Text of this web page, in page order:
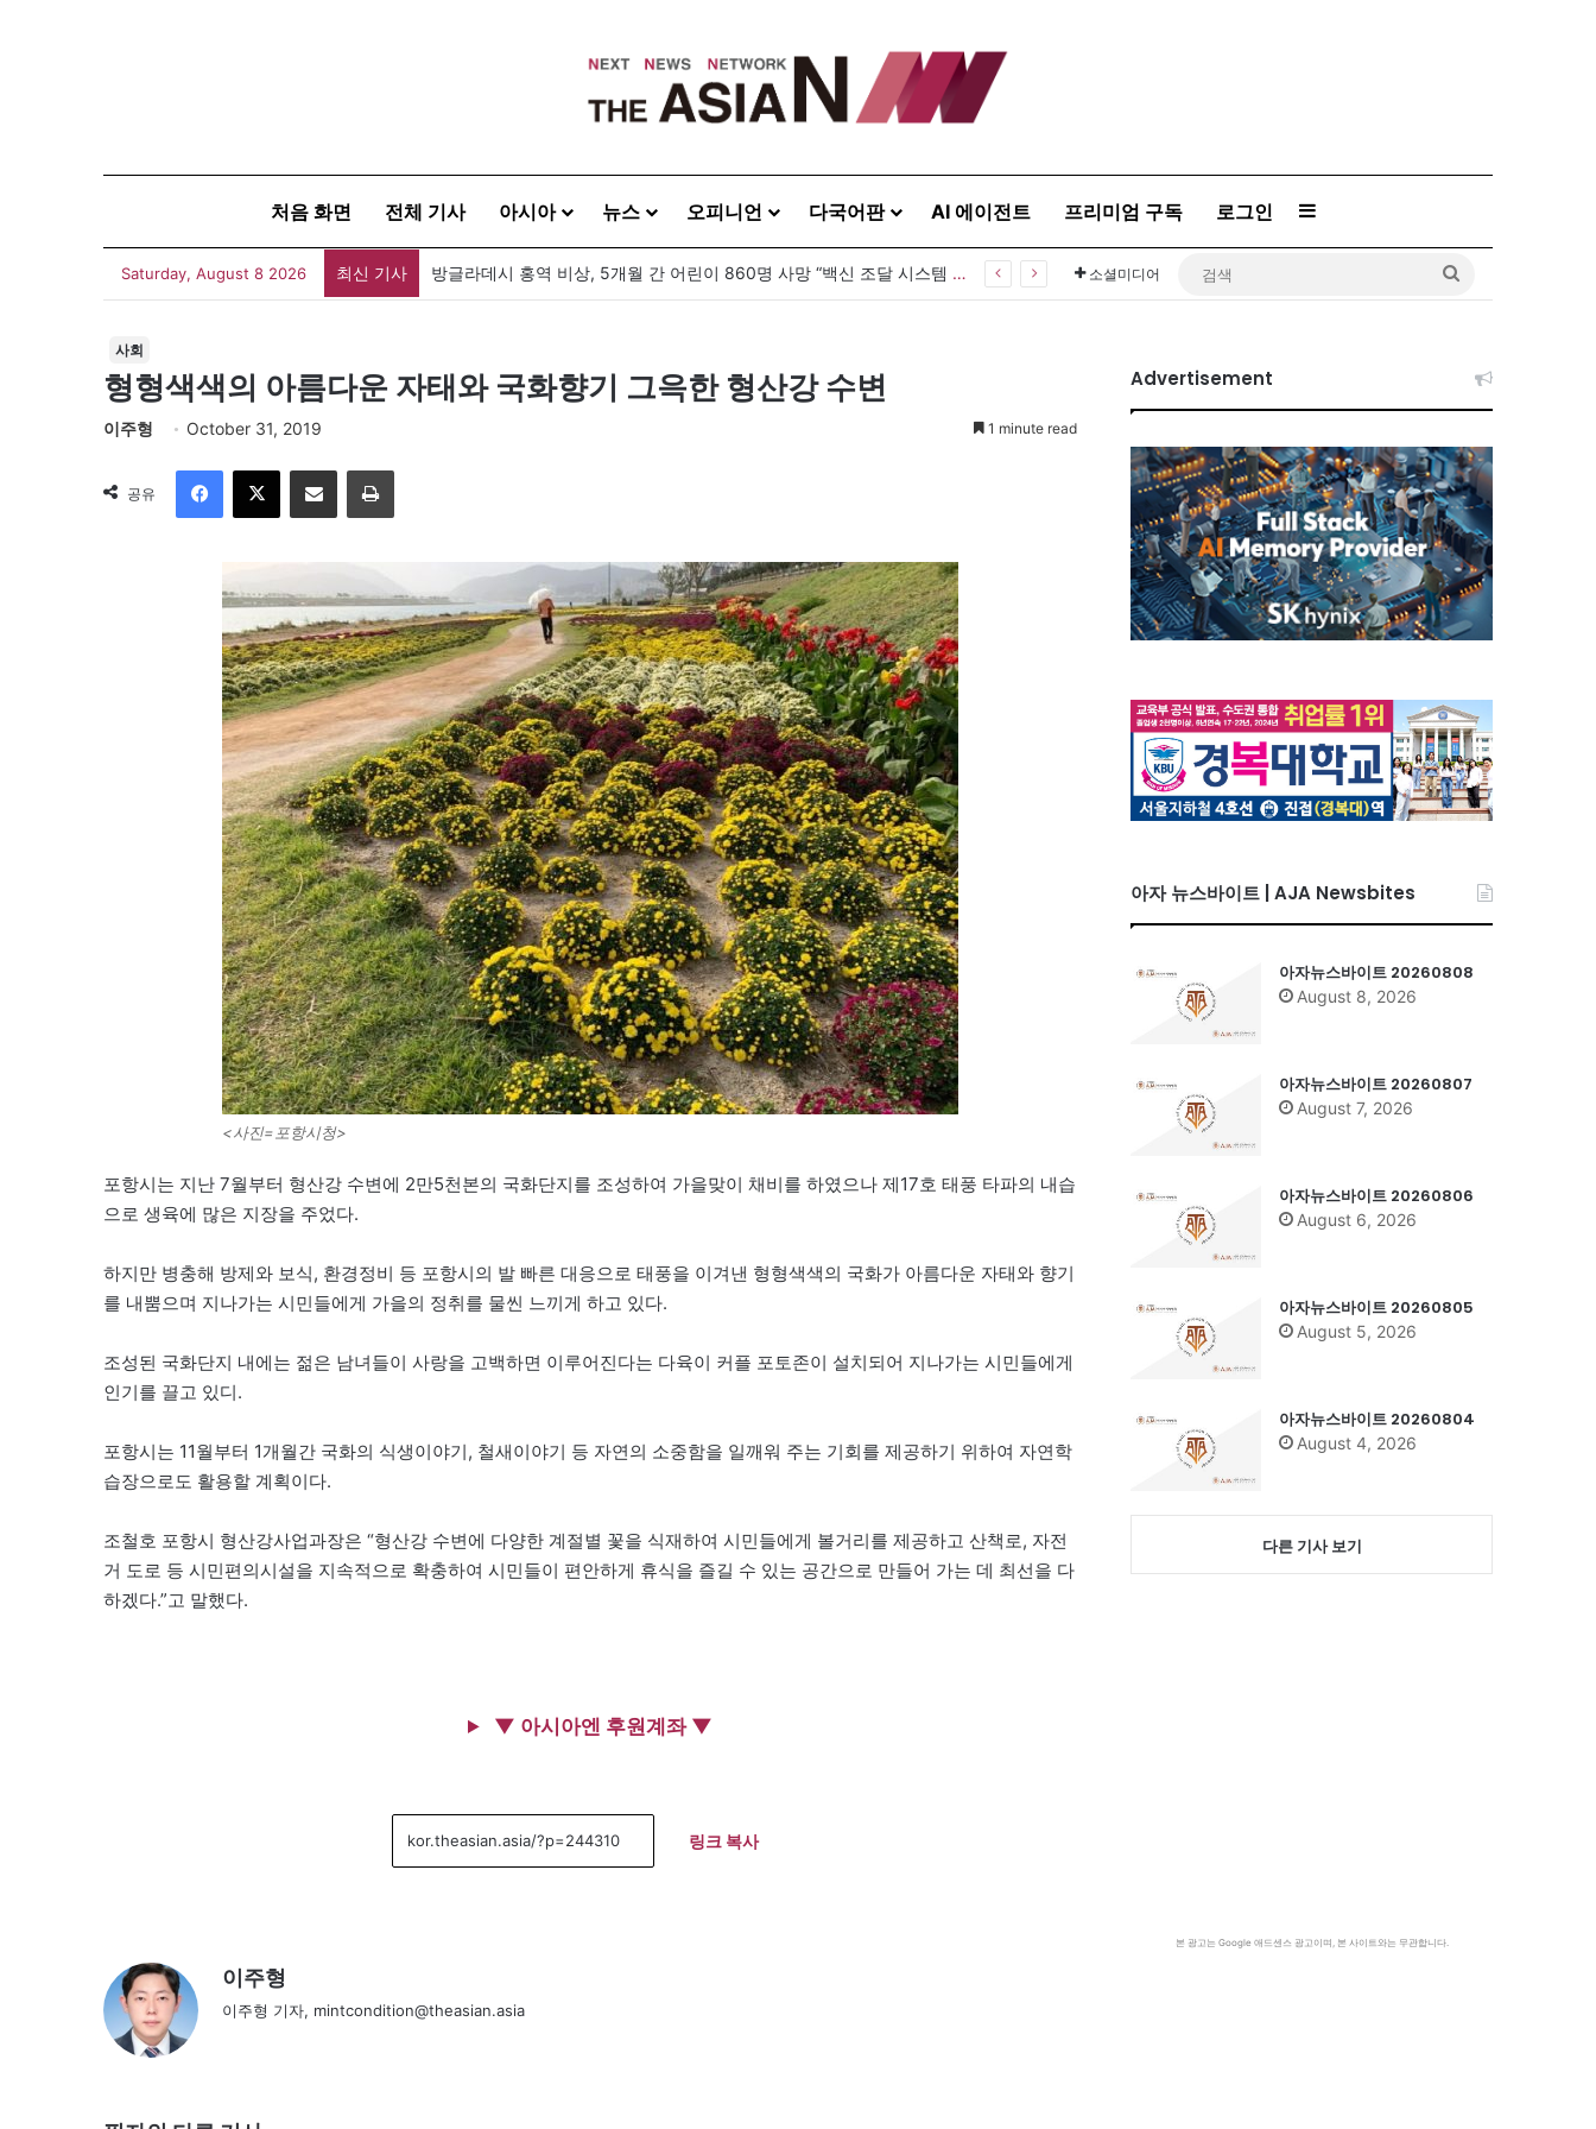
처음 화면 전체 기사 아시아 뉴스 오피니언 다국어판 AI 에이전트 프리미엄 구독 로그인 Sidebar
Saturday, August 8 2026 최신 기사 방글라데시 홍역 비상, 5개월 간 어린이 860명 사망 “백신 조달 시스템 변경이 화근” 소셜미디어
사회
형형색색의 아름다운 자태와 국화향기 그윽한 형산강 수변
이주형 October 31, 2019 1 minute read
공유
이메일
<사진=포항시청>
포항시는 지난 7월부터 형산강 수변에 2만5천본의 국화단지를 조성하여 가을맞이 채비를 하였으나 제17호 태풍 타파의 내습
으로 생육에 많은 지장을 주었다.
하지만 병충해 방제와 보식, 환경정비 등 포항시의 발 빠른 대응으로 태풍을 이겨낸 형형색색의 국화가 아름다운 자태와 향기
를 내뿜으며 지나가는 시민들에게 가을의 정취를 물씬 느끼게 하고 있다.
조성된 국화단지 내에는 젊은 남녀들이 사랑을 고백하면 이루어진다는 다육이 커플 포토존이 설치되어 지나가는 시민들에게
인기를 끌고 있디.
포항시는 11월부터 1개월간 국화의 식생이야기, 철새이야기 등 자연의 소중함을 일깨워 주는 기회를 제공하기 위하여 자연학
습장으로도 활용할 계획이다.
조철호 포항시 형산강사업과장은 “형산강 수변에 다양한 계절별 꽃을 식재하여 시민들에게 볼거리를 제공하고 산책로, 자전
거 도로 등 시민편의시설을 지속적으로 확충하여 시민들이 편안하게 휴식을 즐길 수 있는 공간으로 만들어 가는 데 최선을 다
하겠다.”고 말했다.
▼ 아시아엔 후원계좌 ▼
링크 복사
이주형
이주형 기자, mintcondition@theasian.asia
Advertisement
아자 뉴스바이트 | AJA Newsbites
아자뉴스바이트 20260808
August 8, 2026
아자뉴스바이트 20260807
August 7, 2026
아자뉴스바이트 20260806
August 6, 2026
아자뉴스바이트 20260805
August 5, 2026
아자뉴스바이트 20260804
August 4, 2026
다른 기사 보기
본 광고는 Google 애드센스 광고이며, 본 사이트와는 무관합니다.